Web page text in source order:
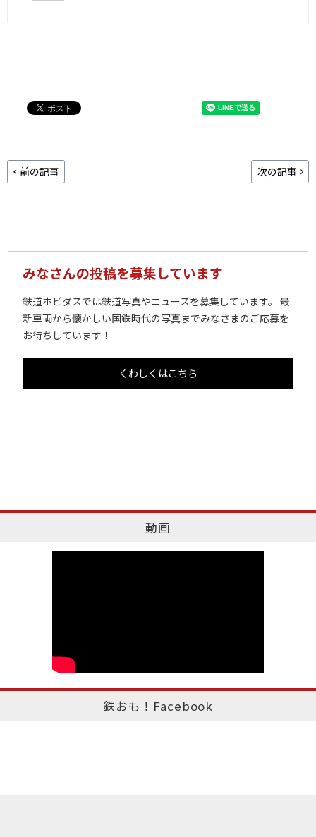
前の記事 次の記事
みなさんの投稿を募集しています
鉄道ホビダスでは鉄道写真やニュースを募集しています。 最
新車両から懐かしい国鉄時代の写真までみなさまのご応募を
お待ちしています！
くわしくはこちら
動画
鉄おも！Facebook